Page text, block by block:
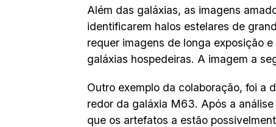
Além das galáxias, as imagens
identificarem halos estelares de
requer imagens de longa exposição
galáxias hospedeiras. A imagem a
Outro exemplo da colaboração, foi a
redor da galáxia M63. Após a
que os artefatos a estão